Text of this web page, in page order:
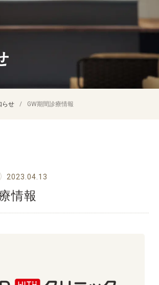
らせ GW期間診療情報
2023.04.13
情報